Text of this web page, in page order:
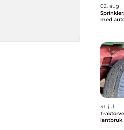
02. aug
Sprinklersystem
med
31. jul
Traktorverkstad navet
lantbruk